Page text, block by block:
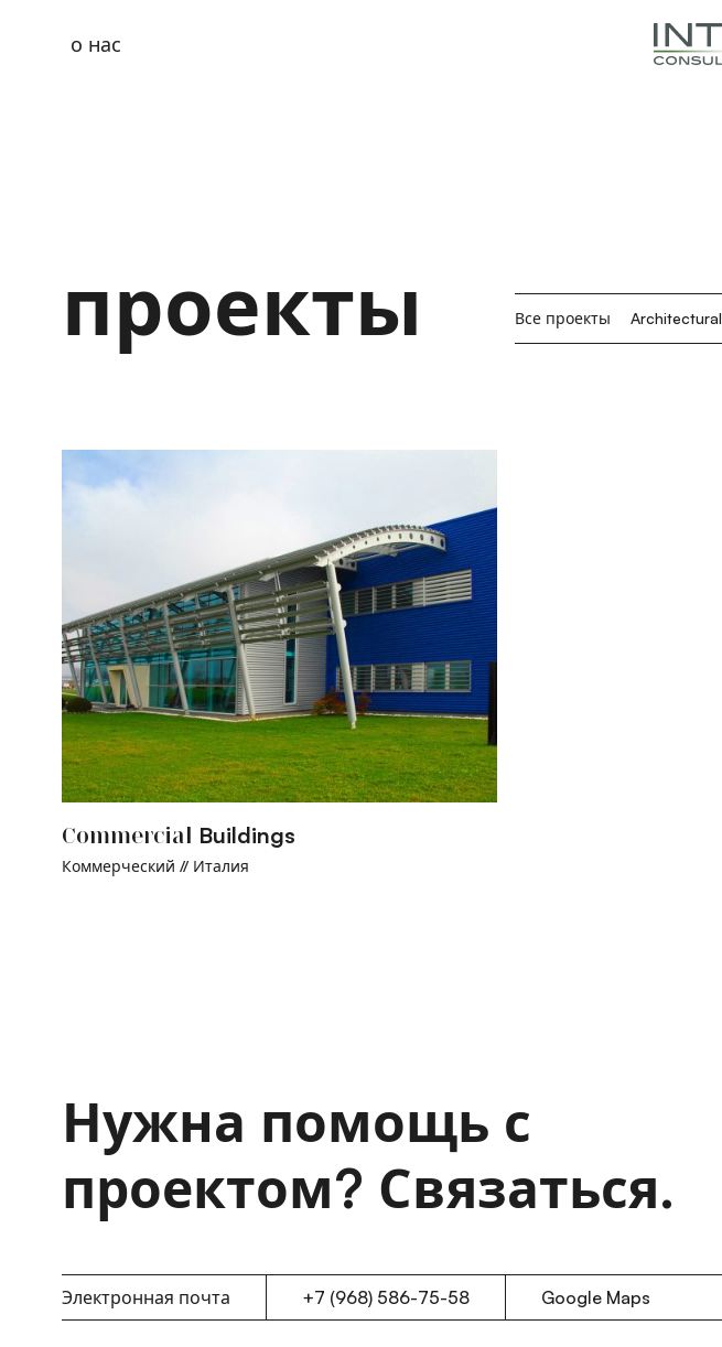
о нас
проекты Все проекты Architectural
Commercial Buildings
Коммерческий // Италия
Нужна помощь с
проектом? Связаться.
Электронная почта +7 (968) 586-75-58 Google Maps